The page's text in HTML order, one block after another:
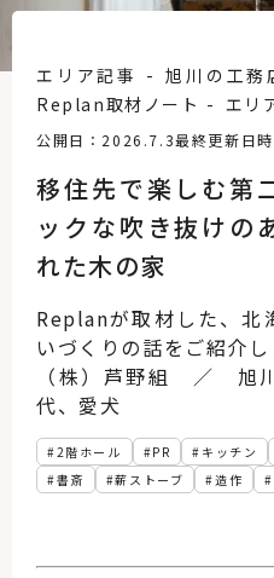
移住先で楽しむ第
ックな吹き抜けの
れた木の家
公開日：2026.7.3最終更新日
エリア記事 旭川の工務
Replan取材ノート
エリ
2階ホール PR キッチン
書斎
薪ストーブ 造作
Replanが取材した、北
いづくりの話をご紹介し
（株）芦野組 ／ 旭
代、愛犬